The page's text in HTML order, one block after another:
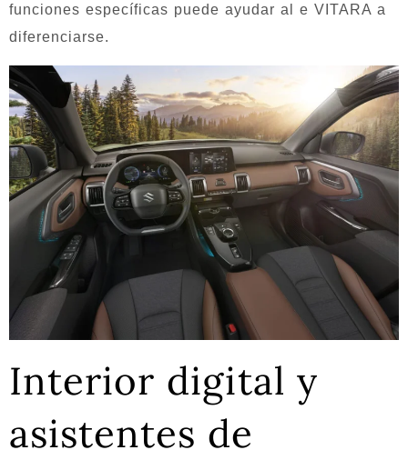
funciones específicas puede ayudar al e VITARA a
diferenciarse.
Interior digital y
asistentes de